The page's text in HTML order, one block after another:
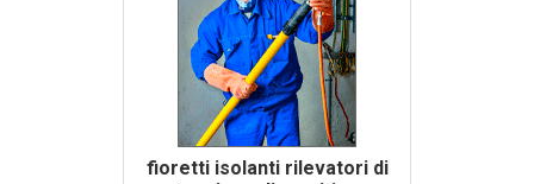
fioretti isolanti rilevatori di